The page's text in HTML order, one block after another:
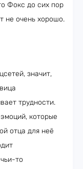
Фокс до сих пор
не очень хорошо.
значит,
трудности.
которые
отца для неё
то